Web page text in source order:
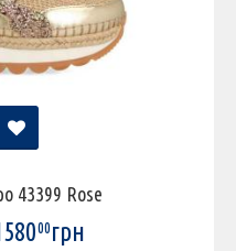
43399 Rose
00грн